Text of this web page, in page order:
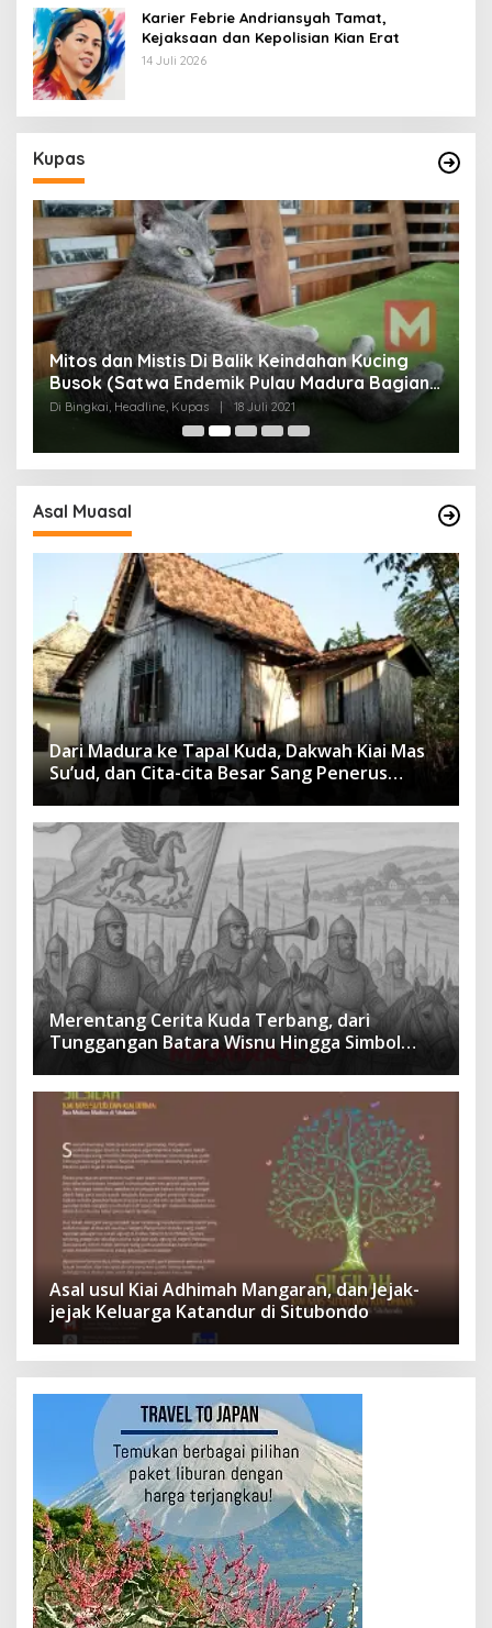
Karier Febrie Andriansyah Tamat,
Kejaksaan dan Kepolisian Kian Erat
14 Juli 2026
Kupas
Mitos dan Mistis Di Balik Keindahan Kucing
Busok (Satwa Endemik Pulau Madura Bagian
I)
Di Bingkai, Headline, Kupas | 18 Juli 2021
Asal Muasal
Dari Madura ke Tapal Kuda, Dakwah Kiai Mas
Su’ud, dan Cita-cita Besar Sang Penerus
Merentang Cerita Kuda Terbang, dari
Tunggangan Batara Wisnu Hingga Simbol
Asal usul Kiai Adhimah Mangaran, dan Jejak-
jejak Keluarga Katandur di Situbondo